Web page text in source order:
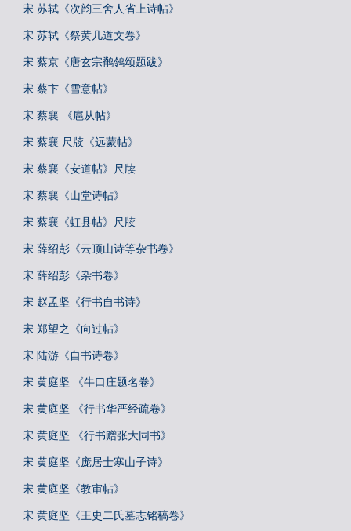
宋 苏轼《次韵三舍人省上诗帖》
宋 苏轼《祭黄几道文卷》
宋 蔡京《唐玄宗鹡鸰颂题跋》
宋 蔡卞《雪意帖》
宋 蔡襄 《扈从帖》
宋 蔡襄 尺牍《远蒙帖》
宋 蔡襄《安道帖》尺牍
宋 蔡襄《山堂诗帖》
宋 蔡襄《虹县帖》尺牍
宋 薛绍彭《云顶山诗等杂书卷》
宋 薛绍彭《杂书卷》
宋 赵孟坚《行书自书诗》
宋 郑望之《向过帖》
宋 陆游《自书诗卷》
宋 黄庭坚 《牛口庄题名卷》
宋 黄庭坚 《行书华严经疏卷》
宋 黄庭坚 《行书赠张大同书》
宋 黄庭坚《庞居士寒山子诗》
宋 黄庭坚《教审帖》
宋 黄庭坚《王史二氏墓志铭稿卷》